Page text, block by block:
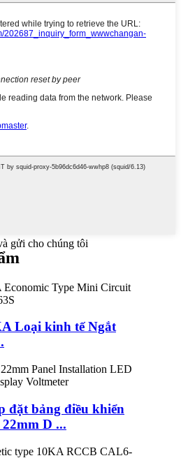
gửi cho chúng tôi
Loại kinh tế Ngắt
đặt bảng điều khiển
22mm D ...